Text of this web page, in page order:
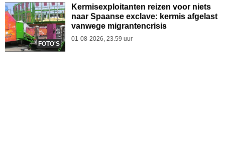
FOTO'S
Kermisexploitanten reizen voor niets
naar Spaanse exclave: kermis afgelast
vanwege migrantencrisis
01-08-2026, 23.59 uur